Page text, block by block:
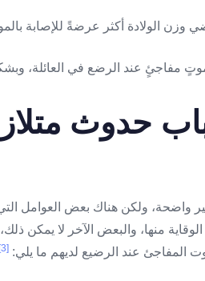
وزن الولادة أكثر عرضةً للإصابة
حدوث
غير واضحة، ولكن هناك بعض العوامل
منها، والبعض الآخر لا يمكن
المفاجئ عند الرضيع لديهم ما يلي: [3]